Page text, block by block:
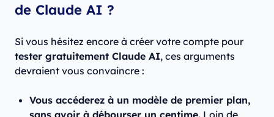
de Claude AI ?
Si vous hésitez encore à créer votre compte pour
tester gratuitement Claude AI, ces arguments
devraient vous convaincre :
Vous accéderez à un modèle de premier plan,